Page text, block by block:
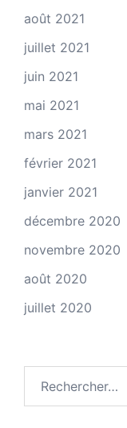
août 2021
juillet 2021
juin 2021
mai 2021
mars 2021
février 2021
janvier 2021
décembre 2020
novembre 2020
août 2020
juillet 2020